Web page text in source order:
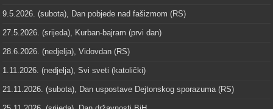
9.5.2026. (subota), Dan pobjede nad fašizmom (RS)
27.5.2026. (srijeda), Kurban-bajram (prvi dan)
28.6.2026. (nedjelja), Vidovdan (RS)
1.11.2026. (nedjelja), Svi sveti (katolički)
21.11.2026. (subota), Dan uspostave Dejtonskog sporazuma (RS)